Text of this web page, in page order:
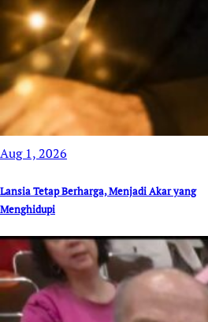
Aug 1, 2026
Lansia Tetap Berharga, Menjadi Akar yang
Menghidupi